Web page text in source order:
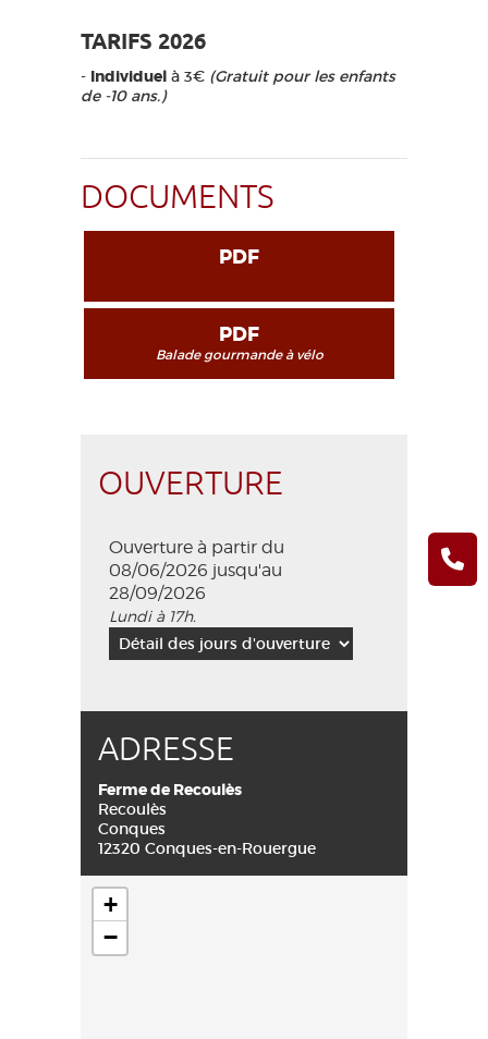
TARIFS 2026
- Individuel à 3€ (Gratuit pour les enfants
de -10 ans.)
DOCUMENTS
PDF
PDF
Balade gourmande à vélo
OUVERTURE
Ouverture à partir du
08/06/2026 jusqu'au
28/09/2026
Lundi à 17h.
ADRESSE
Ferme de Recoulès
Recoulès
Conques
12320 Conques-en-Rouergue
+
−